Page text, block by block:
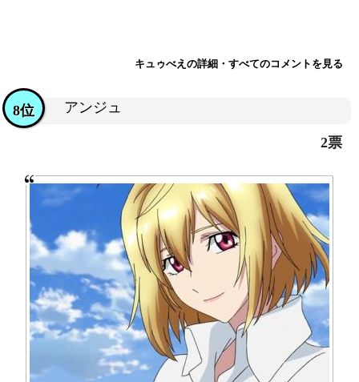
キュゥべえの詳細・すべてのコメントを見る
アンジュ
8位
2票